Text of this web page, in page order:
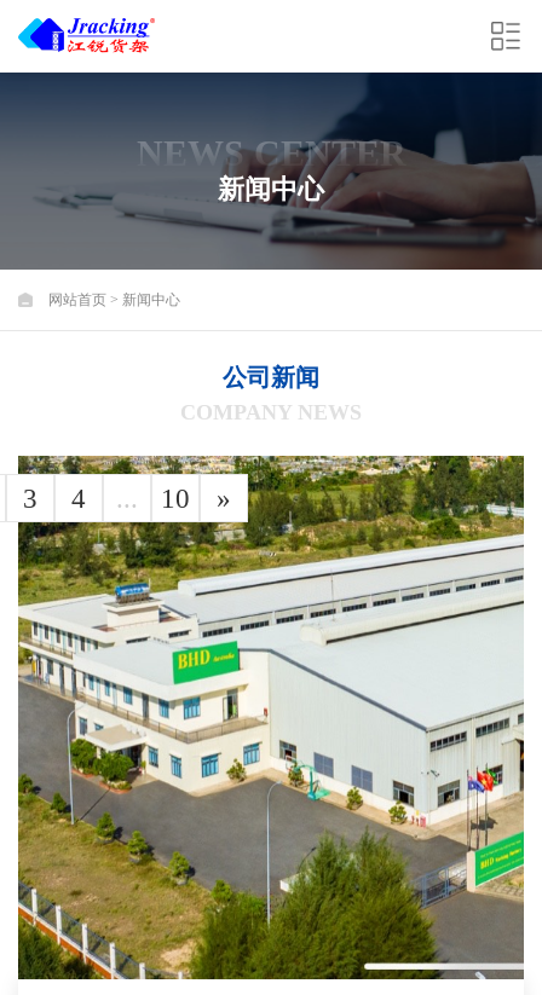
NEWS CENTER
新闻中心
网站首页 > 新闻中心
公司新闻
COMPANY NEWS
3 4 ... 10 »